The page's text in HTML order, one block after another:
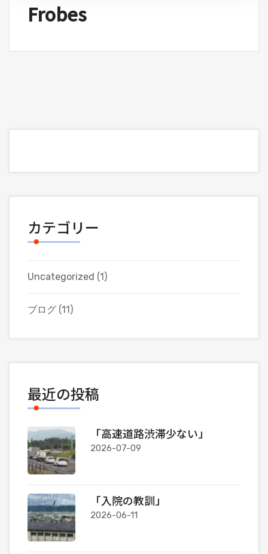
Frobes
カテゴリー
Uncategorized (1)
ブログ (11)
最近の投稿
「高速道路渋滞少ない」
2026-07-09
「入院の教訓」
2026-06-11